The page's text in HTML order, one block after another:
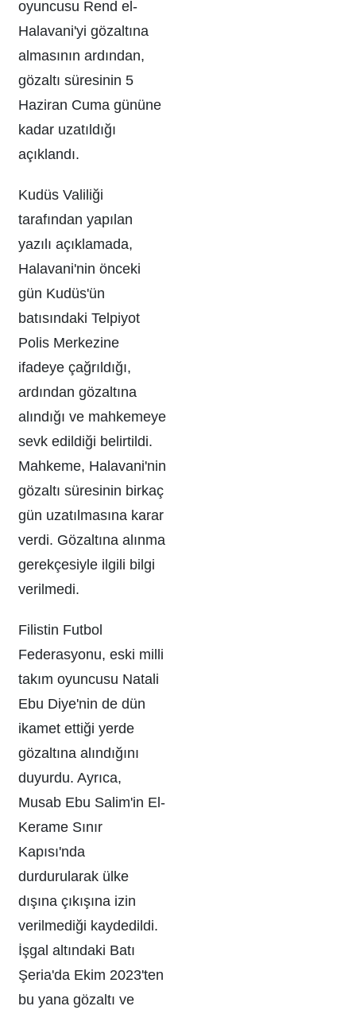
oyuncusu Rend el-
Halavani'yi gözaltına
almasının ardından,
gözaltı süresinin 5
Haziran Cuma gününe
kadar uzatıldığı
açıklandı.
Kudüs Valiliği
tarafından yapılan
yazılı açıklamada,
Halavani'nin önceki
gün Kudüs'ün
batısındaki Telpiyot
Polis Merkezine
ifadeye çağrıldığı,
ardından gözaltına
alındığı ve mahkemeye
sevk edildiği belirtildi.
Mahkeme, Halavani'nin
gözaltı süresinin birkaç
gün uzatılmasına karar
verdi. Gözaltına alınma
gerekçesiyle ilgili bilgi
verilmedi.
Filistin Futbol
Federasyonu, eski milli
takım oyuncusu Natali
Ebu Diye'nin de dün
ikamet ettiği yerde
gözaltına alındığını
duyurdu. Ayrıca,
Musab Ebu Salim'in El-
Kerame Sınır
Kapısı'nda
durdurularak ülke
dışına çıkışına izin
verilmediği kaydedildi.
İşgal altındaki Batı
Şeria'da Ekim 2023'ten
bu yana gözaltı ve